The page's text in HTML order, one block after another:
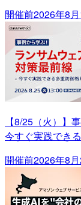
開催前2026年8
【8/25（火）】
今すぐ実践でき
開催前2026年8